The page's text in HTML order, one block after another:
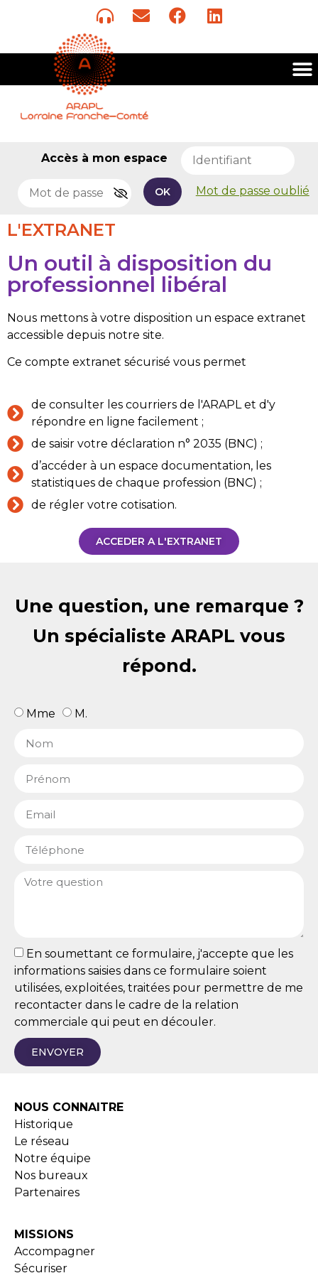
Accès à mon espace
OK Mot de passe oublié
L'EXTRANET
Un outil à disposition du
professionnel libéral
Nous mettons à votre disposition un espace extranet
accessible depuis notre site.
Ce compte extranet sécurisé vous permet
de consulter les courriers de l'ARAPL et d'y
répondre en ligne facilement ;
de saisir votre déclaration n° 2035 (BNC) ;
d’accéder à un espace documentation, les
statistiques de chaque profession (BNC) ;
de régler votre cotisation.
ACCEDER A L'EXTRANET
Une question, une remarque ?
Un spécialiste ARAPL vous
répond.
Mme M.
En soumettant ce formulaire, j'accepte que les
informations saisies dans ce formulaire soient
utilisées, exploitées, traitées pour permettre de me
recontacter dans le cadre de la relation
commerciale qui peut en découler.
ENVOYER
NOUS CONNAITRE
Historique
Le réseau
Notre équipe
Nos bureaux
Partenaires
MISSIONS
Accompagner
Sécuriser